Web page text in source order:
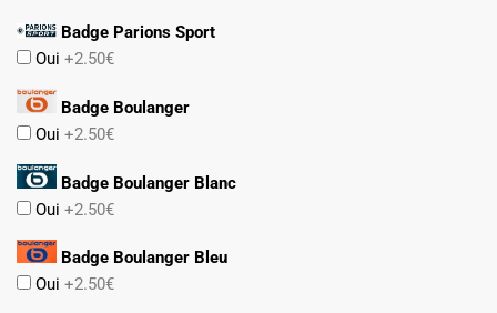
Badge Parions Sport
Oui +2.50€
Badge Boulanger
Oui +2.50€
Badge Boulanger Blanc
Oui +2.50€
Badge Boulanger Bleu
Oui +2.50€